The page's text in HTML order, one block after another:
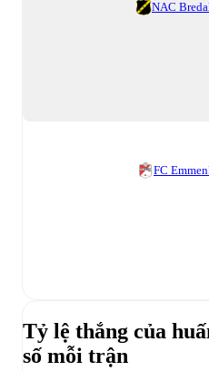
NAC Breda
FC Emmen
Tỷ lệ thắng của
số mỗi trận